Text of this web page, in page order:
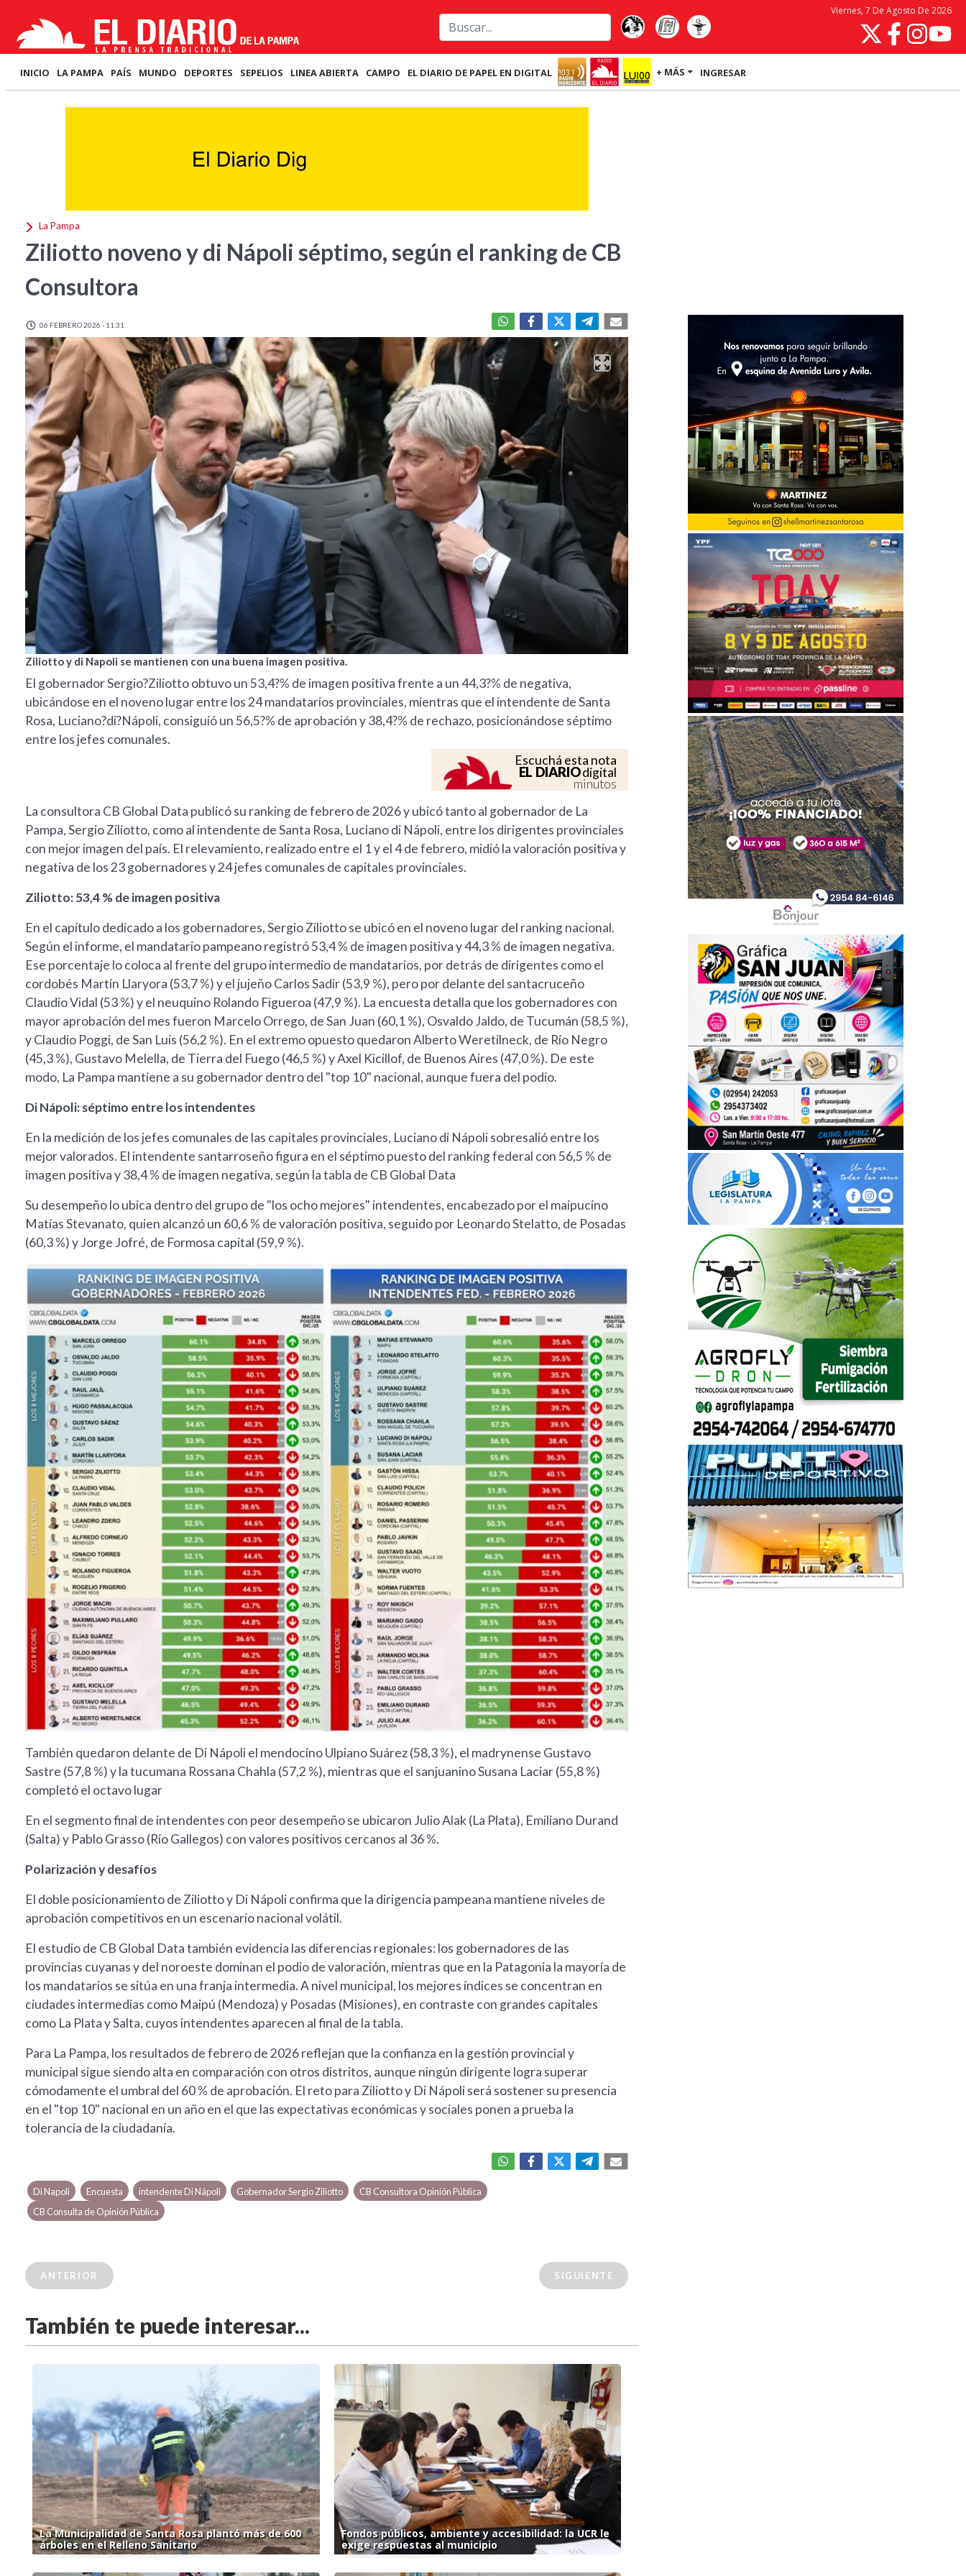
Viernes, 7 De Agosto De 2026
INICIO LA PAMPA PAÍS MUNDO DEPORTES SEPELIOS LINEA ABIERTA CAMPO EL DIARIO DE PAPEL EN DIGITAL + MÁS INGRESAR
La Pampa
Ziliotto noveno y di Nápoli séptimo, según el ranking de CB
Consultora
06 FEBRERO 2026 - 11:31
Ziliotto y di Napoli se mantienen con una buena imagen positiva.
El gobernador Sergio?Ziliotto obtuvo un 53,4?% de imagen positiva frente a un 44,3?% de negativa,
ubicándose en el noveno lugar entre los 24 mandatarios provinciales, mientras que el intendente de Santa
Rosa, Luciano?di?Nápoli, consiguió un 56,5?% de aprobación y 38,4?% de rechazo, posicionándose séptimo
entre los jefes comunales.
Escuchá esta nota
EL DIARIOdigital
minutos
La consultora CB Global Data publicó su ranking de febrero de 2026 y ubicó tanto al gobernador de La
Pampa, Sergio Ziliotto, como al intendente de Santa Rosa, Luciano di Nápoli, entre los dirigentes provinciales
con mejor imagen del país. El relevamiento, realizado entre el 1 y el 4 de febrero, midió la valoración positiva y
negativa de los 23 gobernadores y 24 jefes comunales de capitales provinciales.
Ziliotto: 53,4 % de imagen positiva
En el capítulo dedicado a los gobernadores, Sergio Ziliotto se ubicó en el noveno lugar del ranking nacional.
Según el informe, el mandatario pampeano registró 53,4 % de imagen positiva y 44,3 % de imagen negativa.
Ese porcentaje lo coloca al frente del grupo intermedio de mandatarios, por detrás de dirigentes como el
cordobés Martín Llaryora (53,7 %) y el jujeño Carlos Sadir (53,9 %), pero por delante del santacruceño
Claudio Vidal (53 %) y el neuquino Rolando Figueroa (47,9 %). La encuesta detalla que los gobernadores con
mayor aprobación del mes fueron Marcelo Orrego, de San Juan (60,1 %), Osvaldo Jaldo, de Tucumán (58,5 %),
y Claudio Poggi, de San Luis (56,2 %). En el extremo opuesto quedaron Alberto Weretilneck, de Río Negro
(45,3 %), Gustavo Melella, de Tierra del Fuego (46,5 %) y Axel Kicillof, de Buenos Aires (47,0 %). De este
modo, La Pampa mantiene a su gobernador dentro del "top 10" nacional, aunque fuera del podio.
Di Nápoli: séptimo entre los intendentes
En la medición de los jefes comunales de las capitales provinciales, Luciano di Nápoli sobresalió entre los
mejor valorados. El intendente santarroseño figura en el séptimo puesto del ranking federal con 56,5 % de
imagen positiva y 38,4 % de imagen negativa, según la tabla de CB Global Data
Su desempeño lo ubica dentro del grupo de "los ocho mejores" intendentes, encabezado por el maipucino
Matías Stevanato, quien alcanzó un 60,6 % de valoración positiva, seguido por Leonardo Stelatto, de Posadas
(60,3 %) y Jorge Jofré, de Formosa capital (59,9 %).
También quedaron delante de Di Nápoli el mendocino Ulpiano Suárez (58,3 %), el madrynense Gustavo
Sastre (57,8 %) y la tucumana Rossana Chahla (57,2 %), mientras que el sanjuanino Susana Laciar (55,8 %)
completó el octavo lugar
En el segmento final de intendentes con peor desempeño se ubicaron Julio Alak (La Plata), Emiliano Durand
(Salta) y Pablo Grasso (Río Gallegos) con valores positivos cercanos al 36 %.
Polarización y desafíos
El doble posicionamiento de Ziliotto y Di Nápoli confirma que la dirigencia pampeana mantiene niveles de
aprobación competitivos en un escenario nacional volátil.
El estudio de CB Global Data también evidencia las diferencias regionales: los gobernadores de las
provincias cuyanas y del noroeste dominan el podio de valoración, mientras que en la Patagonia la mayoría de
los mandatarios se sitúa en una franja intermedia. A nivel municipal, los mejores índices se concentran en
ciudades intermedias como Maipú (Mendoza) y Posadas (Misiones), en contraste con grandes capitales
como La Plata y Salta, cuyos intendentes aparecen al final de la tabla.
Para La Pampa, los resultados de febrero de 2026 reflejan que la confianza en la gestión provincial y
municipal sigue siendo alta en comparación con otros distritos, aunque ningún dirigente logra superar
cómodamente el umbral del 60 % de aprobación. El reto para Ziliotto y Di Nápoli será sostener su presencia
en el "top 10" nacional en un año en el que las expectativas económicas y sociales ponen a prueba la
tolerancia de la ciudadanía.
Di Napoli Encuesta intendente Di Nápoli Gobernador Sergio Ziliotto
CB Consultora Opinión Pública
CB Consulta de Opinión Pública
ANTERIOR SIGUIENTE
También te puede interesar...
La Municipalidad de Santa Rosa plantó más de 600
árboles en el Relleno Sanitario
Fondos públicos, ambiente y accesibilidad: la UCR le
exige respuestas al municipio